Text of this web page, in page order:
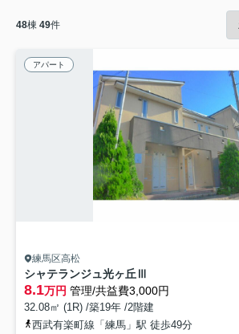
48棟 49件
アパート
練馬区高松
シャテランジュ光ヶ丘Ⅲ
8.1万円 管理/共益費3,000円
32.08㎡ (1R) /築19年 /2階建
西武有楽町線「練馬」駅 徒歩49分